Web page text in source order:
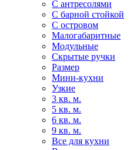
С антресолями
С барной стойкой
С островом
Малогабаритные
Модульные
Скрытые ручки
Размер
Мини-кухни
Узкие
3 кв. м.
5 кв. м.
6 кв. м.
9 кв. м.
Все для кухни